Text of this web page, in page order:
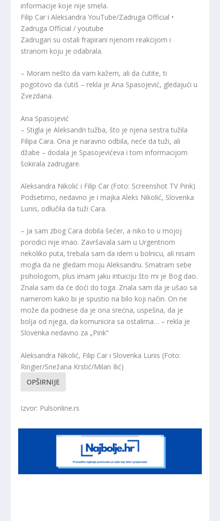
informacije koje nije smela.
Filip Car i Aleksandra YouTube/Zadruga Official •
Zadruga Official / youtube
Zadrugari su ostali frapirani njenom reakcijom i
stranom koju je odabrala.
– Moram nešto da vam kažem, ali da ćutite, ti
pogotovo da ćutiš – rekla je Ana Spasojević, gledajući u
Zvezdana.
Ana Spasojević
– Stigla je Aleksandri tužba, što je njena sestra tužila
Filipa Cara. Ona je naravno odbila, neće da tuži, ali
džabe – dodala je Spasojevićeva i tom informacijom
šokirala zadrugare.
Aleksandra Nikolić i Filip Car (Foto: Screenshot TV Pink)
Podsetimo, nedavno je i majka Aleks Nikolić, Slovenka
Lunis, odlučila da tuži Cara.
– Ja sam zbog Cara dobila šećer, a niko to u mojoj
porodici nije imao. Završavala sam u Urgentnom
nekoliko puta, trebala sam da idem u bolnicu, ali nisam
mogla da ne gledam moju Aleksandru. Smatram sebe
psihologom, plus imam jaku intuiciju što mi je Bog dao.
Znala sam da će doći do toga. Znala sam da je ušao sa
namerom kako bi je spustio na bilo koji način. On ne
može da podnese da je ona srećna, uspešna, da je
bolja od njega, da komunicira sa ostalima… – rekla je
Slovenka nedavno za „Pink“
Aleksandra Nikolić, Filip Car i Slovenka Lunis (Foto:
Ringier/Snežana Krstić/Milan Ilić)
OPŠIRNIJE
Izvor: Pulsonline.rs